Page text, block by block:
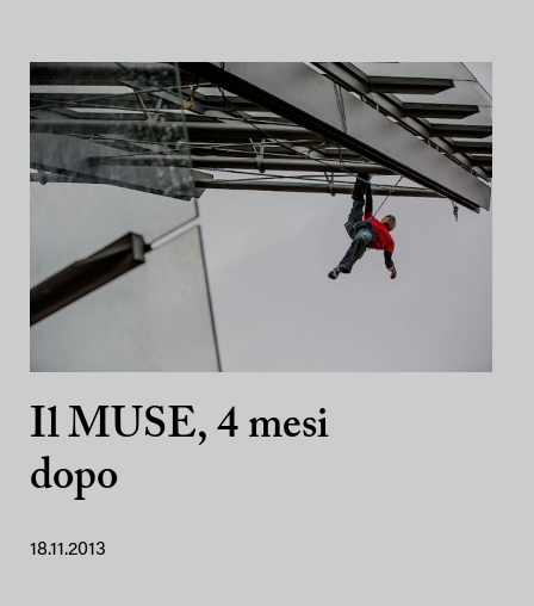
Il MUSE, 4 mesi
dopo
18.11.2013